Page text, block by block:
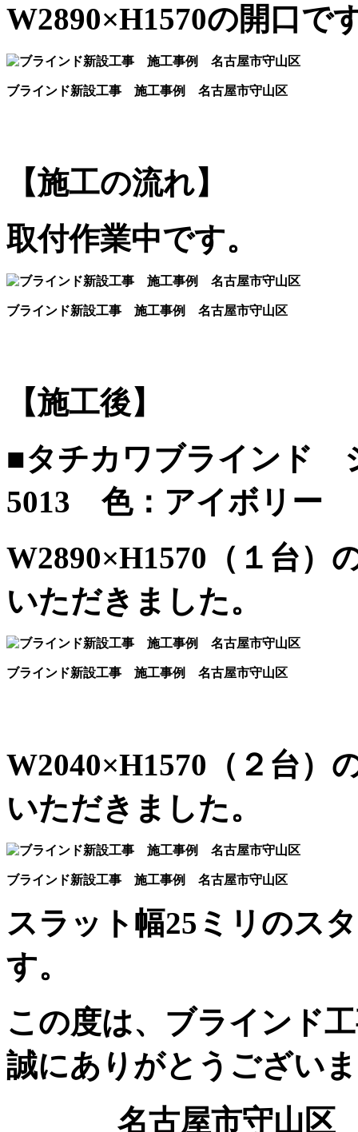
W2890×H1570の開口で
ブラインド新設工事 施工事例 名古屋市守山区
【施工の流れ】
取付作業中です。
ブラインド新設工事 施工事例 名古屋市守山区
【施工後】
■タチカワブラインド
5013 色：アイボリー
W2890×H1570（１台）
いただきました。
ブラインド新設工事 施工事例 名古屋市守山区
W2040×H1570（２台）
いただきました。
ブラインド新設工事 施工事例 名古屋市守山区
スラット幅25ミリのス
す。
この度は、ブラインド
誠にありがとうござい
名古屋市守山